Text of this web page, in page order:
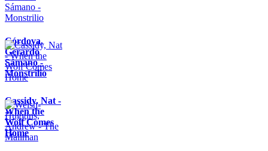
Córdova,
Gerardo
Sámano -
Monstrilio
Cassidy, Nat -
When the
Wolf Comes
Home